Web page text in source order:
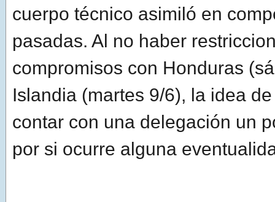
cuerpo técnico asimiló en
pasadas. Al no haber
compromisos con Honduras
Islandia (martes 9/6), la idea
contar con una delegación un
por si ocurre alguna